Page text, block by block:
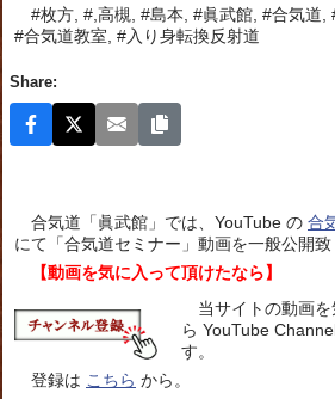
#枚方, #,高槻, #島本, #眞武館, #合気道,
#合気道教室, #入り身転換反射道
Share:
合気道「眞武館」では、YouTube の 合
にて「合気道セミナー」動画を一般公開致
【動画を気に入って頂けたなら】
当サイトの動画
ら YouTube
す。
登録は こちら から。